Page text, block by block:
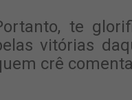
te
vitórias
crê